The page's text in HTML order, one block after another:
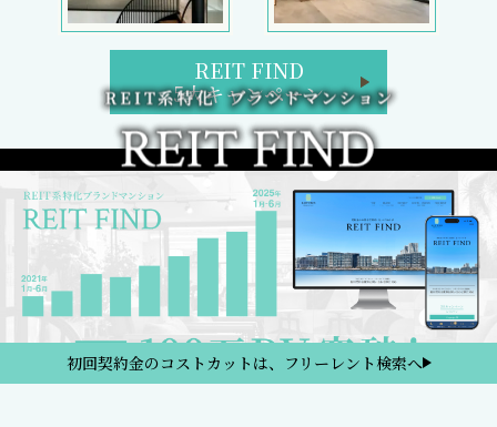
REIT FIND
5大キャンペーン
初回契約金のコストカットは、フリーレント検索へ